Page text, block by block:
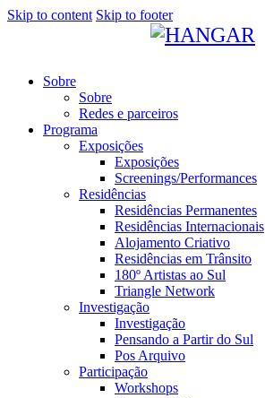
Skip to content Skip to footer
Sobre
Sobre
Redes e parceiros
Programa
Exposições
Exposições
Screenings/Performances
Residências
Residências Permanentes
Residências Internacionais
Alojamento Criativo
Residências em Trânsito
180º Artistas ao Sul
Triangle Network
Investigação
Investigação
Pensando a Partir do Sul
Pos Arquivo
Participação
Workshops